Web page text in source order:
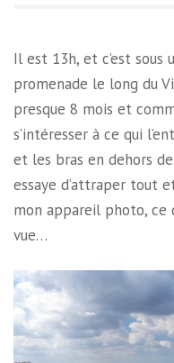
Il est 13h, et c’est sous
promenade le long du
presque 8 mois et
s’intéresser à ce qui
et les bras en dehors
essaye d’attraper tout
mon appareil photo, ce
vue…